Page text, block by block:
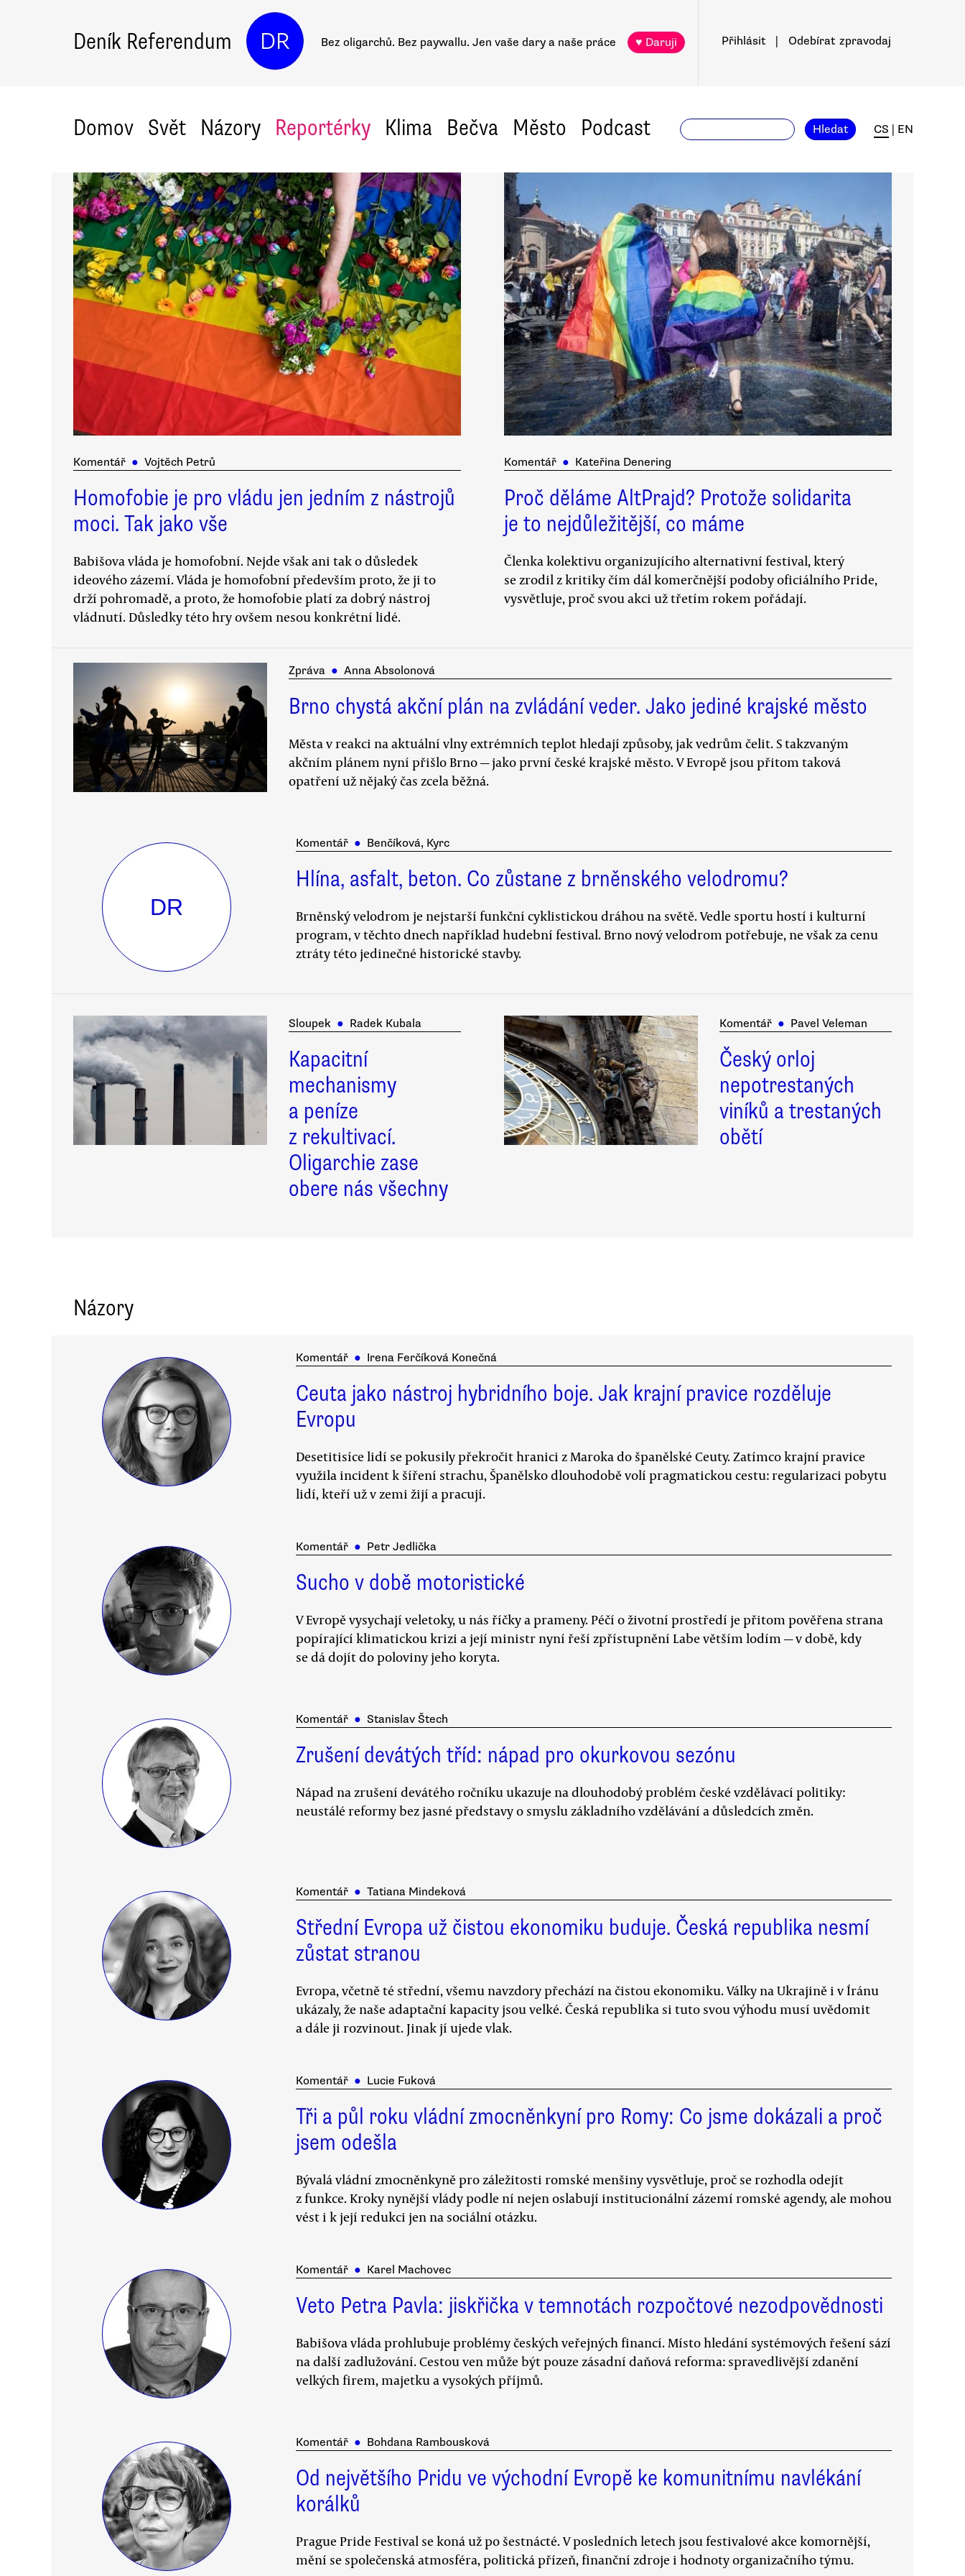
Deník Referendum DR Bez oligarchů. Bez paywallu. Jen vaše dary a naše práce ♥ Daruji Přihlásit Odebírat zpravodaj
Domov Svět Názory Reportérky Klima Bečva Město Podcast Hledat CS EN
Komentář ● Vojtěch Petrů
Homofobie je pro vládu jen jedním z nástrojů
moci. Tak jako vše
Babišova vláda je homofobní. Nejde však ani tak o důsledek
ideového zázemí. Vláda je homofobní především proto, že ji to
drží pohromadě, a proto, že homofobie platí za dobrý nástroj
vládnutí. Důsledky této hry ovšem nesou konkrétní lidé.
Komentář ● Kateřina Denering
Proč děláme AltPrajd? Protože solidarita
je to nejdůležitější, co máme
Členka kolektivu organizujícího alternativní festival, který
se zrodil z kritiky čím dál komerčnější podoby oficiálního Pride,
vysvětluje, proč svou akci už třetím rokem pořádají.
Zpráva ● Anna Absolonová
Brno chystá akční plán na zvládání veder. Jako jediné krajské město
Města v reakci na aktuální vlny extrémních teplot hledají způsoby, jak vedrům čelit. S takzvaným
akčním plánem nyní přišlo Brno — jako první české krajské město. V Evropě jsou přitom taková
opatření už nějaký čas zcela běžná.
DR
Komentář ● Benčíková, Kyrc
Hlína, asfalt, beton. Co zůstane z brněnského velodromu?
Brněnský velodrom je nejstarší funkční cyklistickou dráhou na světě. Vedle sportu hostí i kulturní
program, v těchto dnech například hudební festival. Brno nový velodrom potřebuje, ne však za cenu
ztráty této jedinečné historické stavby.
Sloupek ● Radek Kubala
Kapacitní
mechanismy
a peníze
z rekultivací.
Oligarchie zase
obere nás všechny
Komentář ● Pavel Veleman
Český orloj
nepotrestaných
viníků a trestaných
obětí
Názory
Komentář ● Irena Ferčíková Konečná
Ceuta jako nástroj hybridního boje. Jak krajní pravice rozděluje
Evropu
Desetitisíce lidí se pokusily překročit hranici z Maroka do španělské Ceuty. Zatímco krajní pravice
využila incident k šíření strachu, Španělsko dlouhodobě volí pragmatickou cestu: regularizaci pobytu
lidí, kteří už v zemi žijí a pracují.
Komentář ● Petr Jedlička
Sucho v době motoristické
V Evropě vysychají veletoky, u nás říčky a prameny. Péčí o životní prostředí je přitom pověřena strana
popírající klimatickou krizi a její ministr nyní řeší zpřístupnění Labe větším lodím — v době, kdy
se dá dojít do poloviny jeho koryta.
Komentář ● Stanislav Štech
Zrušení devátých tříd: nápad pro okurkovou sezónu
Nápad na zrušení devátého ročníku ukazuje na dlouhodobý problém české vzdělávací politiky:
neustálé reformy bez jasné představy o smyslu základního vzdělávání a důsledcích změn.
Komentář ● Tatiana Mindeková
Střední Evropa už čistou ekonomiku buduje. Česká republika nesmí
zůstat stranou
Evropa, včetně té střední, všemu navzdory přechází na čistou ekonomiku. Války na Ukrajině i v Íránu
ukázaly, že naše adaptační kapacity jsou velké. Česká republika si tuto svou výhodu musí uvědomit
a dále ji rozvinout. Jinak jí ujede vlak.
Komentář ● Lucie Fuková
Tři a půl roku vládní zmocněnkyní pro Romy: Co jsme dokázali a proč
jsem odešla
Bývalá vládní zmocněnkyně pro záležitosti romské menšiny vysvětluje, proč se rozhodla odejít
z funkce. Kroky nynější vlády podle ní nejen oslabují institucionální zázemí romské agendy, ale mohou
vést i k její redukci jen na sociální otázku.
Komentář ● Karel Machovec
Veto Petra Pavla: jiskřička v temnotách rozpočtové nezodpovědnosti
Babišova vláda prohlubuje problémy českých veřejných financí. Místo hledání systémových řešení sází
na další zadlužování. Cestou ven může být pouze zásadní daňová reforma: spravedlivější zdanění
velkých firem, majetku a vysokých příjmů.
Komentář ● Bohdana Rambousková
Od největšího Pridu ve východní Evropě ke komunitnímu navlékání
korálků
Prague Pride Festival se koná už po šestnácté. V posledních letech jsou festivalové akce komornější,
mění se společenská atmosféra, politická přízeň, finanční zdroje i hodnoty organizačního týmu.